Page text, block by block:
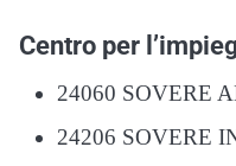
Centro per
24060 SOVERE
24206 SOVERE